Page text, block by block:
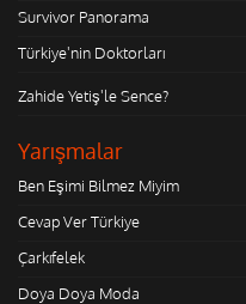
Survivor Panorama
Türkiye'nin Doktorları
Zahide Yetiş'le Sence?
Yarışmalar
Ben Eşimi Bilmez Miyim
Cevap Ver Türkiye
Çarkıfelek
Doya Doya Moda